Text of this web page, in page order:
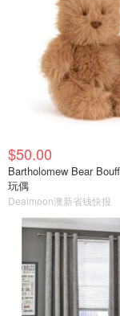
$50.00
Bartholomew Bear
玩偶
Dealmoon澳新省钱快报